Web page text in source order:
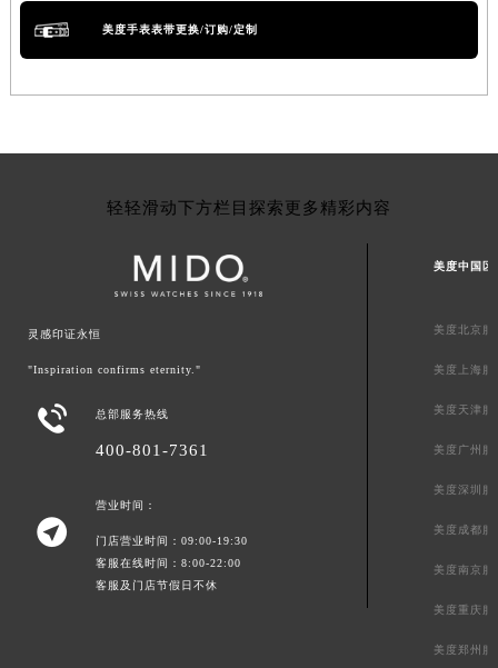
美度手表表带更换/订购/定制
轻轻滑动下方栏目探索更多精彩内容
灵感印证永恒
"Inspiration confirms eternity."
 总部服务热线
400-801-7361

营业时间：
门店营业时间：09:00-19:30
客服在线时间：8:00-22:00
客服及门店节假日不休
美度中国区
美度北京服
美度上海服
美度天津服
美度广州服
美度深圳服
美度成都服
美度南京服
美度重庆服
美度郑州服